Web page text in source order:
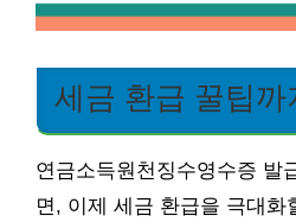
세금 환급 꿀팁까
연금소득원천징수영수증 발
면, 이제 세금 환급을 극대화